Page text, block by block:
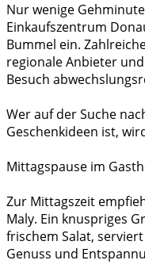
Nur wenige
Einkaufszentrum
Bummel ein.
regionale Anbieter
Besuch
Wer auf der Suche
Geschenkideen ist,
Mittagspause im
Zur Mittagszeit
Maly. Ein knuspriges
frischem Salat,
Genuss und